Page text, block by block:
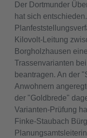
Der Dortmunder
hat sich
Kilovolt-Leitung
Borgholzhausen
Trassenvarianten
beantragen. An der
Anwohnern
der "Goldbrede"
Varianten-Prüfung
Finke-Staubach